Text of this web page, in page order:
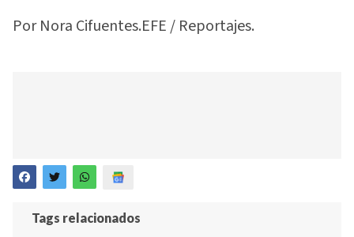
Por Nora Cifuentes.EFE / Reportajes.
Tags relacionados